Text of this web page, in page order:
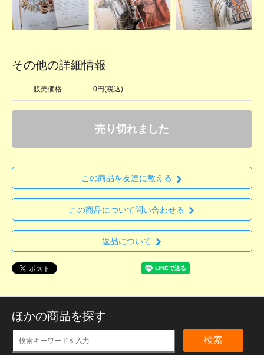
その他の詳細情報
販売価格 0円(税込)
売り切れました
この商品を友達に教える
この商品について問い合わせる
返品について
ほかの商品を探す
検索